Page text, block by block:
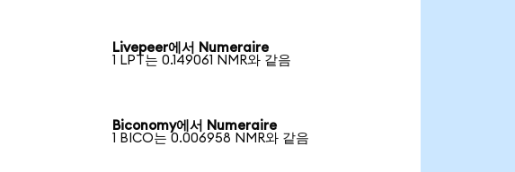
Livepeer에서 Numeraire
1 LPT는 0.149061 NMR와 같음
Biconomy에서 Numeraire
1 BICO는 0.006958 NMR와 같음